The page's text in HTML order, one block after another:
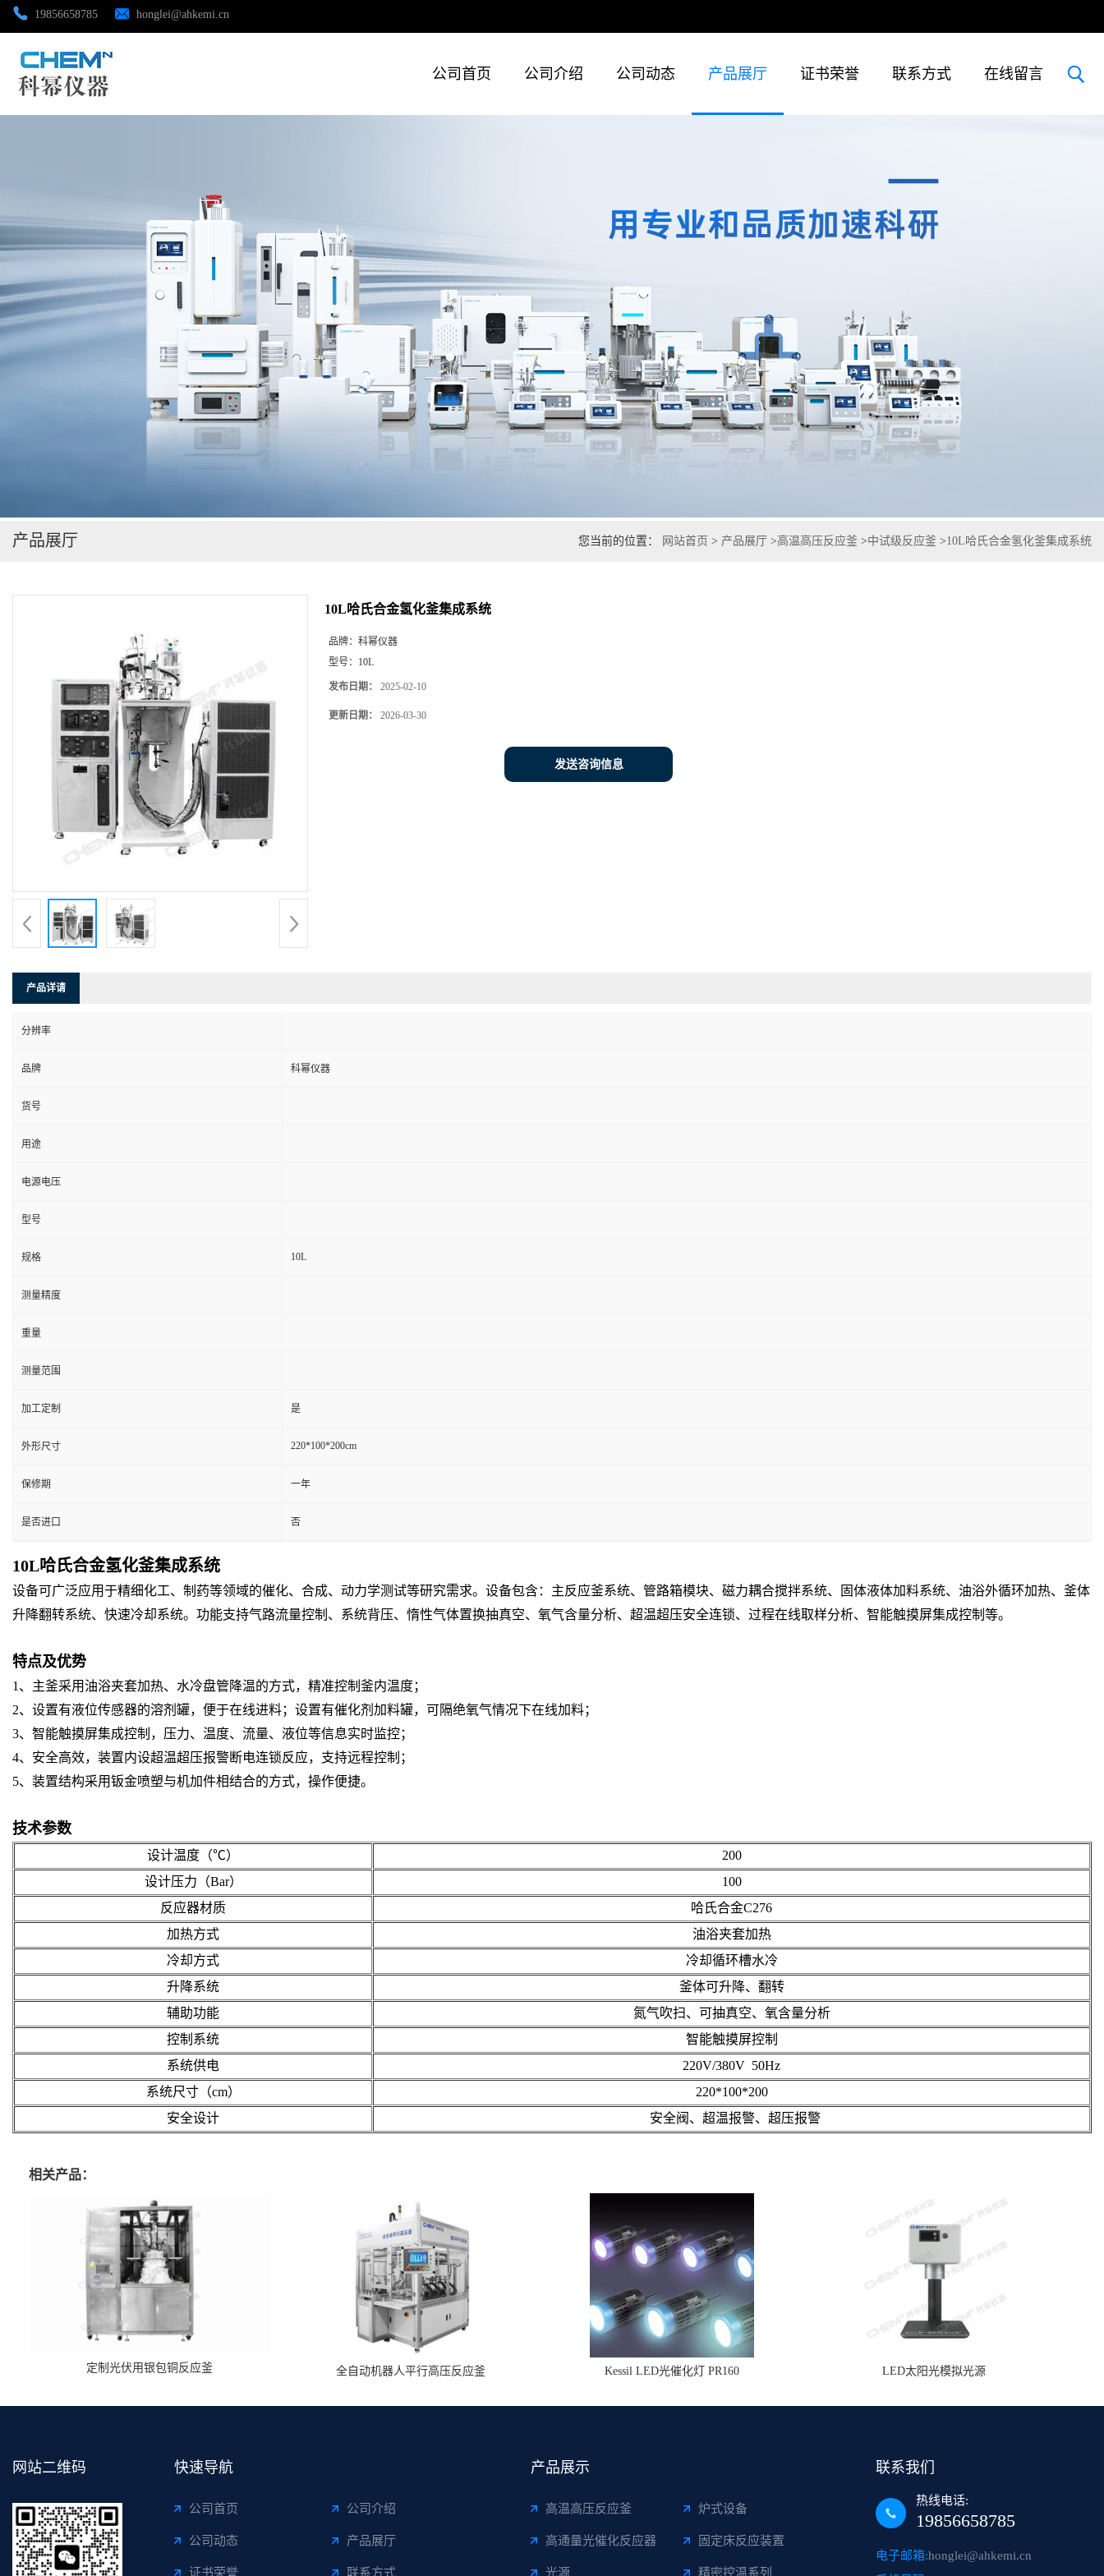
19856658785 honglei@ahkemi.cn
公司首页 公司介绍 公司动态 产品展厅 证书荣誉 联系方式 在线留言
产品展厅
证书荣誉
联系方式
产品展厅 您当前的位置： 网站首页 > 产品展厅 >高温高压反应釜 >中试级反应釜 >10L哈氏合金氢化釜集成系统
10L哈氏合金氢化釜集成系统
品牌： 科幂仪器
型号： 10L
发布日期： 2025-02-10
更新日期： 2026-03-30
发送咨询信息
产品详请
分辨率
品牌 科幂仪器
货号
用途
电源电压
型号
规格 10L
测量精度
重量
测量范围
加工定制 是
外形尺寸 220*100*200cm
保修期 一年
是否进口 否
10L哈氏合金氢化釜集成系统
设备可广泛应用于精细化工、制药等领域的催化、合成、动力学测试等研究需求。设备包含：主反应釜系统、管路箱模块、磁力耦合搅拌系统、固体液体加料系统、油浴外循环加热、釜体
升降翻转系统、快速冷却系统。功能支持气路流量控制、系统背压、惰性气体置换抽真空、氧气含量分析、超温超压安全连锁、过程在线取样分析、智能触摸屏集成控制等。
特点及优势
1、主釜采用油浴夹套加热、水冷盘管降温的方式，精准控制釜内温度；
2、设置有液位传感器的溶剂罐，便于在线进料；设置有催化剂加料罐，可隔绝氧气情况下在线加料；
3、智能触摸屏集成控制，压力、温度、流量、液位等信息实时监控；
4、安全高效，装置内设超温超压报警断电连锁反应，支持远程控制；
5、装置结构采用钣金喷塑与机加件相结合的方式，操作便捷。
技术参数
设计温度（℃）
200
设计压力（Bar）
100
反应器材质
哈氏合金C276
加热方式
油浴夹套加热
冷却方式
冷却循环槽水冷
升降系统
釜体可升降、翻转
辅助功能
氮气吹扫、可抽真空、氧含量分析
控制系统
智能触摸屏控制
系统供电
220V/380V 50Hz
系统尺寸（cm）
220*100*200
安全设计
安全阀、超温报警、超压报警
相关产品：
定制光伏用银包铜反应釜 全自动机器人平行高压反应釜 Kessil LED光催化灯 PR160 LED太阳光模拟光源
网站二维码 快速导航
公司首页 公司介绍
公司动态 产品展厅
证书荣誉 联系方式
产品展示
高温高压反应釜 炉式设备
高通量光催化反应器 固定床反应装置
光源 精密控温系列
联系我们
热线电话:
19856658785
电子邮箱:honglei@ahkemi.cn